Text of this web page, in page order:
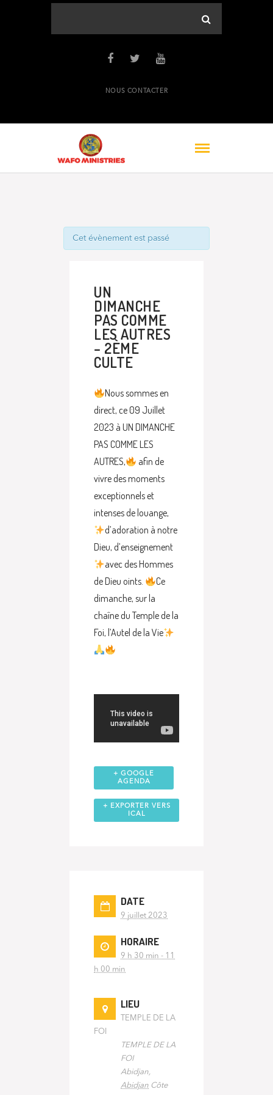
NOUS CONTACTER
Cet évènement est passé
UN
DIMANCHE
PAS COMME
LES AUTRES
– 2ÈME
CULTE
Nous sommes en
direct, ce 09 Juillet
2023 à UN DIMANCHE
PAS COMME LES
AUTRES,
afin de
vivre des moments
exceptionnels et
intenses de louange,
d’adoration à notre
Dieu, d’enseignement
avec des Hommes
de Dieu oints.
Ce
dimanche, sur la
chaîne du Temple de la
Foi, l’Autel de la Vie
+ GOOGLE
AGENDA
+ EXPORTER VERS
ICAL
DATE
9 juillet 2023
HORAIRE
9 h 30 min - 11
h 00 min
LIEU
TEMPLE DE LA
FOI
TEMPLE DE LA
FOI
Abidjan
Abidjan Côte